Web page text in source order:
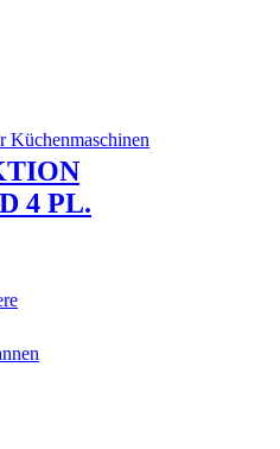
Küchenmaschinen
4 PL.